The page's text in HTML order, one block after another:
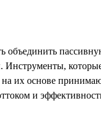
объединить
Инструменты,
их основе
и